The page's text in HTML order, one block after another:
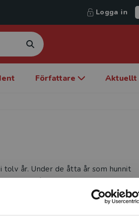
Logga in
Författare Aktuellt
tolv år. Under de åtta år som hunnit
med att först utveckla och sedan
hela Storbritannien i processen
ungefär ”enastående åtgärder
på undervisning och lärande i deras